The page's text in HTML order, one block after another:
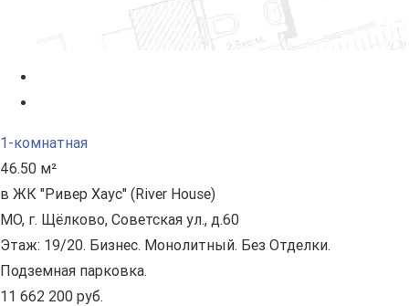
1-комнатная
46.50 м²
в ЖК "Ривер Хаус" (River Нouse)
МО, г. Щёлково, Советская ул., д.60
Этаж: 19/20. Бизнес. Монолитный. Без Отделки.
Подземная парковка.
11 662 200 руб.